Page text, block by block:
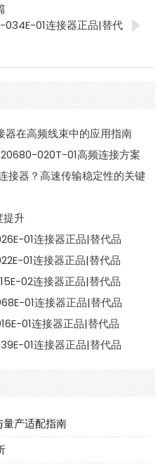
034E-01连接器正品|替代
在高频线束中的应用指南
020T-01高频连接方案
接器？高速传输稳定性的关键
提升
01连接器正品|替代品
01连接器正品|替代品
02连接器正品|替代品
01连接器正品|替代品
01连接器正品|替代品
01连接器正品|替代品
产适配指南